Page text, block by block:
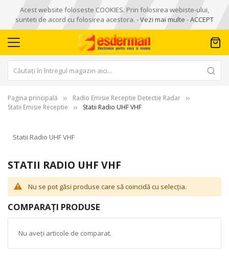
Acest website foloseste COOKIES. Prin folosirea webiste-ului,
sunteti de acord cu folosirea acestora. -Vezi mai multe -ACCEPT
Pagina principală
Radio Emisie Receptie Detectie Radar
Statii Emisie Receptie
Statii Radio UHF VHF
Statii Radio UHF VHF
STATII RADIO UHF VHF
Nu se pot găsi produse care să coincidă cu selecția.
COMPARAȚI PRODUSE
Nu aveți articole de comparat.